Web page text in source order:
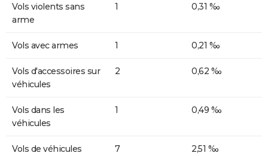
Vols violents sans
arme
1 0,31 ‰
Vols avec armes 1 0,21 ‰
Vols d'accessoires sur
véhicules
2 0,62 ‰
Vols dans les
véhicules
1 0,49 ‰
Vols de véhicules 7 2,51 ‰